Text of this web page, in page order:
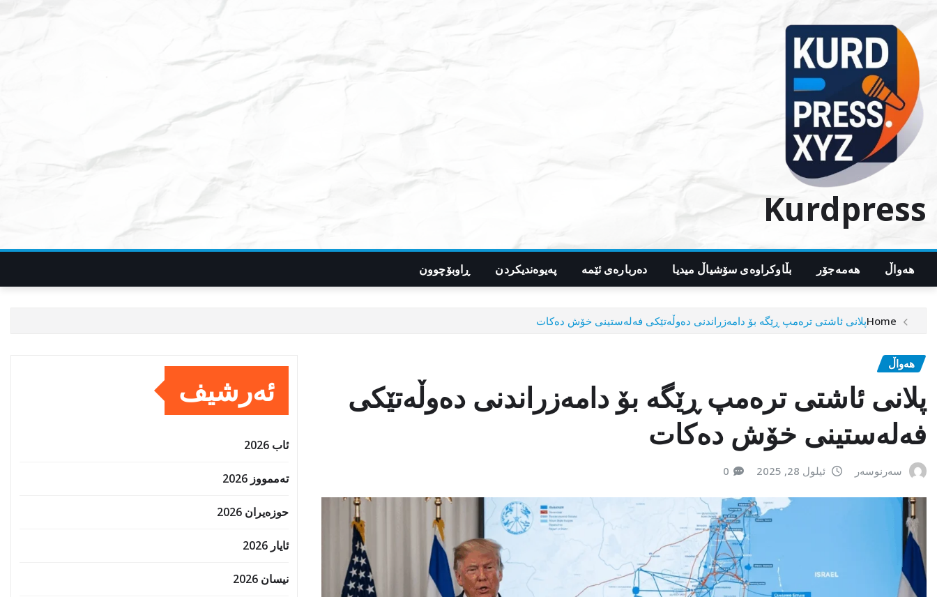
content
Kurdpress
هەواڵ هەمەجۆر بڵاوکراوەی سۆشیاڵ میدیا دەربارەی ئێمە پەیوەندیکردن ڕاوبۆچوون
Homeپلانی ئاشتی ترەمپ ڕێگە بۆ دامەزراندنی دەوڵەتێکی فەلەستینی خۆش دەکات
هەواڵ
پلانی ئاشتی ترەمپ ڕێگە بۆ دامەزراندنی دەوڵەتێکی
فەلەستینی خۆش دەکات
سەرنوسەر ئیلول 28, 2025 0
ئەرشیف
ئاب 2026
تەممووز 2026
حوزه‌یران 2026
ئایار 2026
نیسان 2026